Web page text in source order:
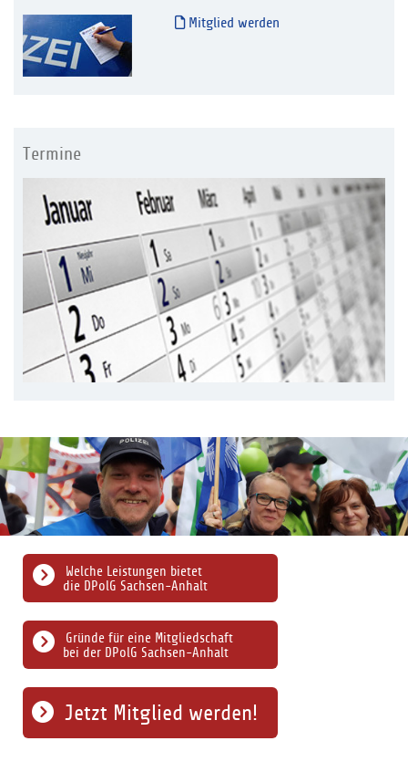
Mitglied werden
Termine
Gründe für eine Mitgliedschaft
bei der DPolG Sachsen-Anhalt
Welche Leistungen bietet
die DPolG Sachsen-Anhalt
Jetzt Mitglied werden!